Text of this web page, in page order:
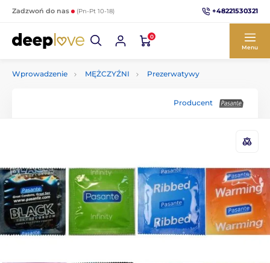
Zadzwoń do nas (Pn-Pt 10-18) +48221530321
0
Menu
Wprowadzenie MĘŻCZYŹNI Prezerwatywy
Producent